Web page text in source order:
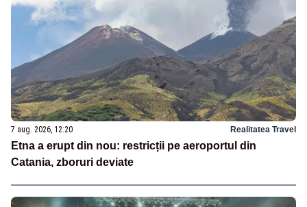
7 aug. 2026, 12:20 Realitatea Travel
Etna a erupt din nou: restricții pe aeroportul din
Catania, zboruri deviate